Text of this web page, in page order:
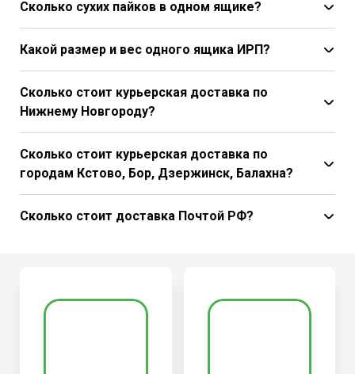
Сколько сухих пайков в одном ящике?
Какой размер и вес одного ящика ИРП?
Сколько стоит курьерская доставка по
Нижнему Новгороду?
Сколько стоит курьерская доставка по
городам Кстово, Бор, Дзержинск, Балахна?
Сколько стоит доставка Почтой РФ?